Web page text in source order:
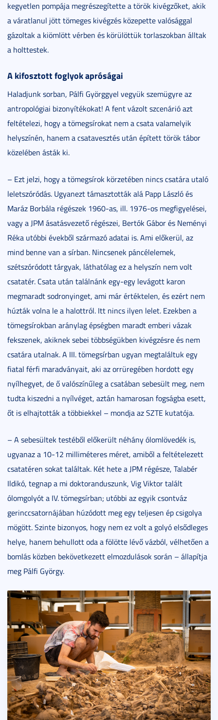
kegyetlen pompája megrészegítette a török kivégzőket, akik
a váratlanul jött tömeges kivégzés közepette valósággal
gázoltak a kiömlött vérben és körülöttük torlaszokban álltak
a holttestek.
A kifosztott foglyok apróságai
Haladjunk sorban, Pálfi Györggyel vegyük szemügyre az
antropológiai bizonyítékokat! A fent vázolt szcenárió azt
feltételezi, hogy a tömegsírokat nem a csata valamelyik
helyszínén, hanem a csatavesztés után épített török tábor
közelében ásták ki.
– Ezt jelzi, hogy a tömegsírok körzetében nincs csatára utaló
leletszóródás. Ugyanezt támasztották alá Papp László és
Maráz Borbála régészek 1960-as, ill. 1976-os megfigyelései,
vagy a JPM ásatásvezető régészei, Bertók Gábor és Neményi
Réka utóbbi évekből származó adatai is. Ami előkerül, az
mind benne van a sírban. Nincsenek páncélelemek,
szétszóródott tárgyak, láthatólag ez a helyszín nem volt
csatatér. Csata után találnánk egy-egy levágott karon
megmaradt sodronyinget, ami már értéktelen, és ezért nem
húzták volna le a halottról. Itt nincs ilyen lelet. Ezekben a
tömegsírokban aránylag épségben maradt emberi vázak
fekszenek, akiknek sebei többségükben kivégzésre és nem
csatára utalnak. A III. tömegsírban ugyan megtaláltuk egy
fiatal férfi maradványait, aki az orrüregében hordott egy
nyílhegyet, de ő valószínűleg a csatában sebesült meg, nem
tudta kiszedni a nyílvéget, aztán hamarosan fogságba esett,
őt is elhajtották a többiekkel – mondja az SZTE kutatója.
– A sebesültek testéből előkerült néhány ólomlövedék is,
ugyanaz a 10-12 milliméteres méret, amiből a feltételezett
csatatéren sokat találtak. Két hete a JPM régésze, Talabér
Ildikó, tegnap a mi doktoranduszunk, Vig Viktor talált
ólomgolyót a IV. tömegsírban; utóbbi az egyik csontváz
gerinccsatornájában húzódott meg egy teljesen ép csigolya
mögött. Szinte bizonyos, hogy nem ez volt a golyó elsődleges
helye, hanem behullott oda a fölötte lévő vázból, vélhetően a
bomlás közben bekövetkezett elmozdulások során – állapítja
meg Pálfi György.